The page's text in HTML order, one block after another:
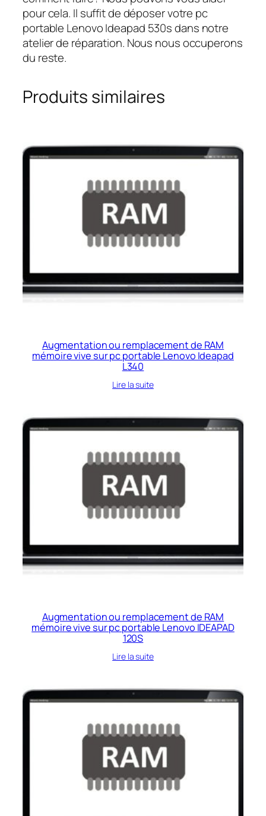
pour cela. Il suffit de déposer votre pc
portable Lenovo Ideapad 530s dans notre
atelier de réparation. Nous nous occuperons
du reste.
Produits similaires
Augmentation ou remplacement de RAM
mémoire vive sur pc portable Lenovo Ideapad
L340
Lire la suite
Augmentation ou remplacement de RAM
mémoire vive sur pc portable Lenovo IDEAPAD
120S
Lire la suite